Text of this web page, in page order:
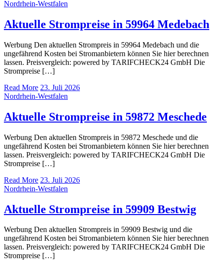
Nordrhein-Westfalen
Aktuelle Strompreise in 59964 Medebach
Werbung Den aktuellen Strompreis in 59964 Medebach und die
ungefährend Kosten bei Stromanbietern können Sie hier berechnen
lassen. Preisvergleich: powered by TARIFCHECK24 GmbH Die
Strompreise […]
Read More 23. Juli 2026
Nordrhein-Westfalen
Aktuelle Strompreise in 59872 Meschede
Werbung Den aktuellen Strompreis in 59872 Meschede und die
ungefährend Kosten bei Stromanbietern können Sie hier berechnen
lassen. Preisvergleich: powered by TARIFCHECK24 GmbH Die
Strompreise […]
Read More 23. Juli 2026
Nordrhein-Westfalen
Aktuelle Strompreise in 59909 Bestwig
Werbung Den aktuellen Strompreis in 59909 Bestwig und die
ungefährend Kosten bei Stromanbietern können Sie hier berechnen
lassen. Preisvergleich: powered by TARIFCHECK24 GmbH Die
Strompreise […]